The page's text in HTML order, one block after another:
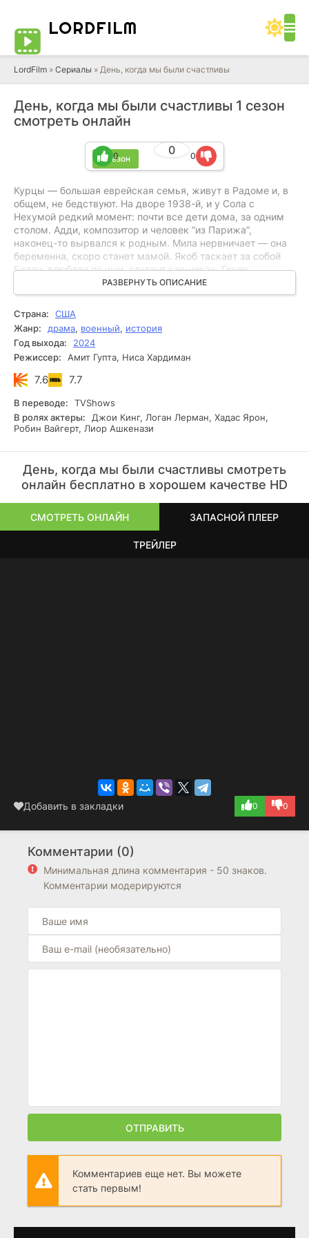
LORDFILM
LordFilm » Сериалы » День, когда мы были счастливы
День, когда мы были счастливы 1 сезон
смотреть онлайн
1 сезон
0
0 0
Курцы — большая еврейская семья, живут в Радоме и, в
общем, не бедствуют. На дворе 1938-й, и у Сола с
Нехумой редкий момент: почти все дети дома, за одним
столом. Адди, композитор и человек “из Парижа”,
наконец-то вырвался к родным. Мила нервничает — она
беременна, скоро станет мамой. Якоб таскает за собой
Беллу, влюблен по уши, студент как-никак. Генек,
старший, уже серьезный: юрист, все по правилам. А
Халина — колкая, смешная, упертая, и до сих пор не
понимает, кем хочет быть. Только над этим семейным
вечером уже нависает война, и дальше их раскидает куда
угодно.
РАЗВЕРНУТЬ ОПИСАНИЕ
Страна:
США
Жанр:
драма, военный, история
Год выхода:
2024
Режиссер:
Амит Гупта, Ниса Хардиман
7.6 7.7
В переводе:
TVShows
В ролях актеры:
Джои Кинг, Логан Лерман, Хадас Ярон,
Робин Вайгерт, Лиор Ашкенази
День, когда мы были счастливы смотреть
онлайн бесплатно в хорошем качестве HD
СМОТРЕТЬ ОНЛАЙН ЗАПАСНОЙ ПЛЕЕР
ТРЕЙЛЕР
Добавить в закладки 0 0
Комментарии (0)
Минимальная длина комментария - 50 знаков.
Комментарии модерируются
ОТПРАВИТЬ
Комментариев еще нет. Вы можете
стать первым!